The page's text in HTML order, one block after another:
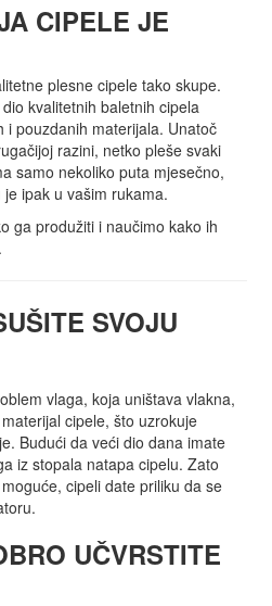
CIPELE JE
plesne cipele tako skupe.
kvalitetnih baletnih cipela
i pouzdanih materijala. Unatoč
razini, netko pleše svaki
samo nekoliko puta mjesečno,
ipak u vašim rukama.
ga produžiti i naučimo kako ih
SVOJU
vlaga, koja uništava vlakna,
cipele, što uzrokuje
Budući da veći dio dana imate
iz stopala natapa cipelu. Zato
cipeli date priliku da se
UČVRSTITE